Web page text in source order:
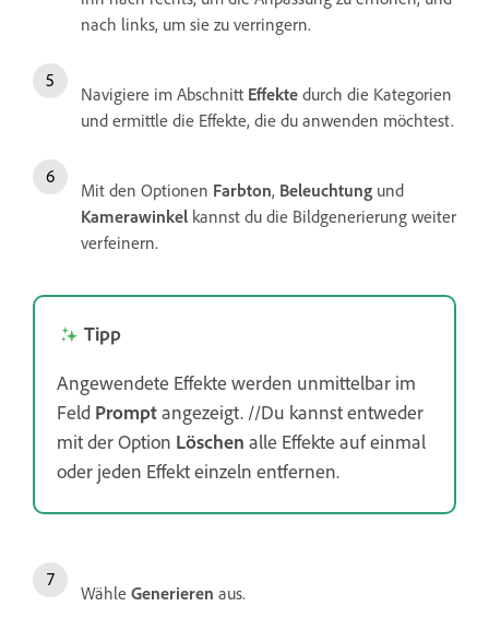
nach links, um sie zu verringern.
Navigiere im Abschnitt Effekte durch die Kategorien
und ermittle die Effekte, die du anwenden möchtest.
Mit den Optionen Farbton, Beleuchtung und
Kamerawinkel kannst du die Bildgenerierung weiter
verfeinern.
Tipp
Angewendete Effekte werden unmittelbar im
Feld Promptangezeigt. //Du kannst entweder
mit der Option Löschen alle Effekte auf einmal
oder jeden Effekt einzeln entfernen.
Wähle Generieren aus.